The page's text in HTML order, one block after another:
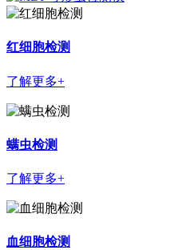
红细胞检测
了解更多+
螨虫检测
了解更多+
血细胞检测